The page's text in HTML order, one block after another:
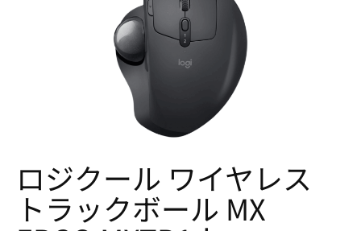
ロジクール ワイヤレス
トラックボール MX